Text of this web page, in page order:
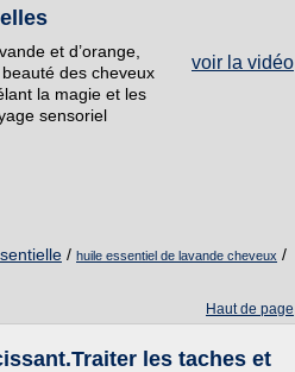
voir la vidéo
et d’orange,
des cheveux
la magie et les
sensoriel
/ huile essentiel de lavande cheveux /
Haut de page
les taches et